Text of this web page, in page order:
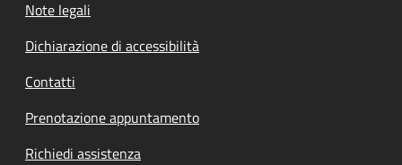
Note legali
Dichiarazione di accessibilità
Contatti
Prenotazione appuntamento
Richiedi assistenza